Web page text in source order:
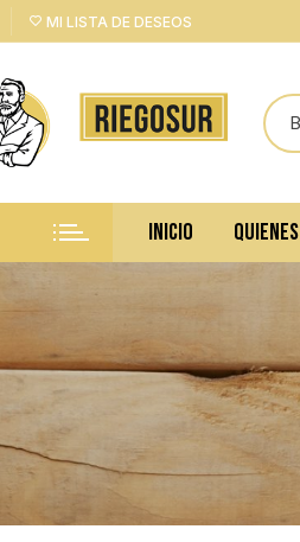
MI LISTA DE DESEOS
INICIO